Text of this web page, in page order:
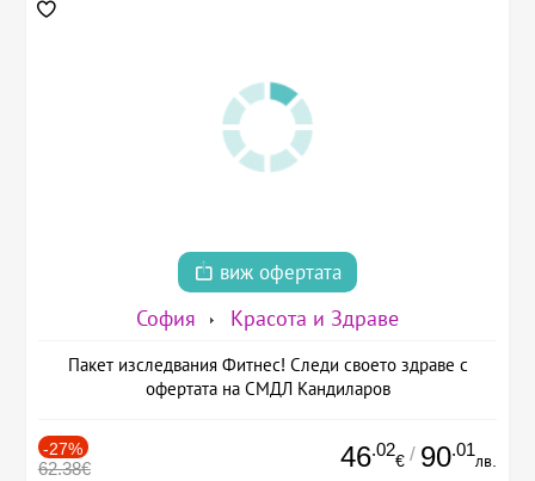
виж офертата
София Красота и Здраве
Пакет изследвания Фитнес! Следи своето здраве с
офертата на СМДЛ Кандиларов
-27%
62.38€ 46.02
€ / 90.01
лв.